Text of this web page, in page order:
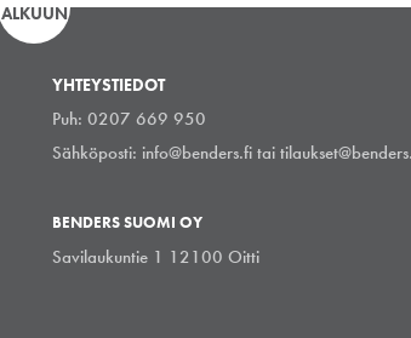
ALKUUN
YHTEYSTIEDOT
Puh: 0207 669 950
Sähköposti: info@benders.fitai
BENDERS SUOMI OY
Savilaukuntie 1 12100 Oitti